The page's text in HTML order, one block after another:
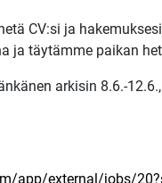
CV:si ja
ja täytämme paikan
arkisin 8.6.-
app/external/jobs/